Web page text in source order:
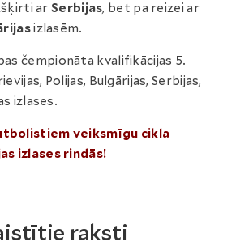
arSerbijas, bet pa reizei ar
izlasēm.
čempionāta kvalifikācijas 5.
Polijas, Bulgārijas, Serbijas,
izlases.
veiksmīgu cikla
izlases rindās!
raksti